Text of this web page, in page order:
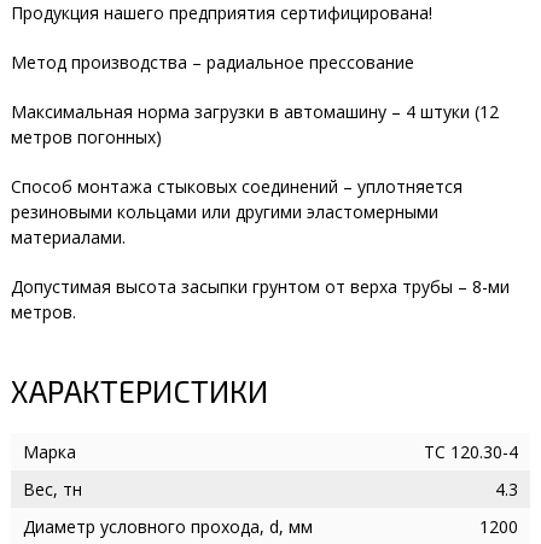
Продукция нашего предприятия сертифицирована!
Метод производства – радиальное прессование
Максимальная норма загрузки в автомашину – 4 штуки (12
метров погонных)
Способ монтажа стыковых соединений – уплотняется
резиновыми кольцами или другими эластомерными
материалами.
Допустимая высота засыпки грунтом от верха трубы – 8-ми
метров.
ХАРАКТЕРИСТИКИ
Марка
ТС 120.30-4
Вес, тн
4.3
Диаметр условного прохода, d, мм
1200